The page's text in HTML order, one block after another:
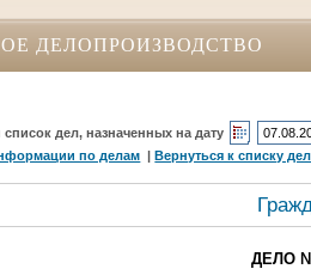
ДЕЛОПРОИЗВОДСТВО
дел, назначенных на дату
по делам |Вернуться к списку дел
ДЕЛО №